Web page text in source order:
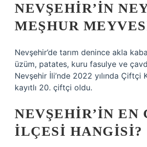
NEVŞEHIR’IN
MEŞHUR
Nevşehir’de tarım denince akla
üzüm, patates, kuru fasulye ve
Nevşehir İli’nde 2022 yılında Çiftçi
kayıtlı 20. çiftçi oldu.
NEVŞEHIR’IN EN
ILÇESI HANGISI?